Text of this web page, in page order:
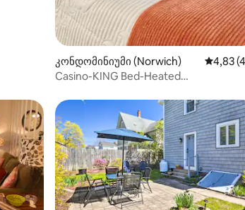
კონდომინიუმი (Norwich)
4,83
Casino-KING Bed-Heated